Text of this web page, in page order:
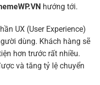
hướng tới.
UX (User Experience)
dùng. Khách hàng sẽ
hơn trước rất nhiều.
và tăng tỷ lệ chuyển